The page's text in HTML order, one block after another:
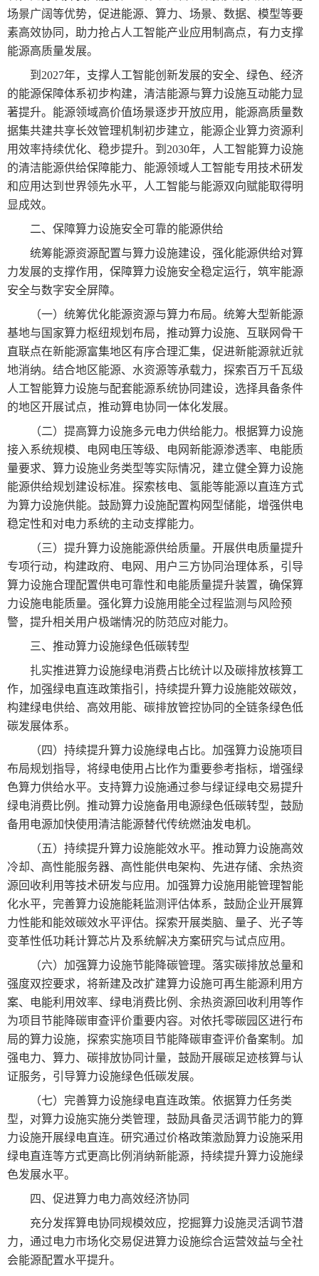
场景广阔等优势，促进能源、算力、场景、数据、模型等要
素高效协同，助力抢占人工智能产业应用制高点，有力支撑
能源高质量发展。
到2027年，支撑人工智能创新发展的安全、绿色、经济
的能源保障体系初步构建，清洁能源与算力设施互动能力显
著提升。能源领域高价值场景逐步开放应用，能源高质量数
据集共建共享长效管理机制初步建立，能源企业算力资源利
用效率持续优化、稳步提升。到2030年，人工智能算力设施
的清洁能源供给保障能力、能源领域人工智能专用技术研发
和应用达到世界领先水平，人工智能与能源双向赋能取得明
显成效。
二、保障算力设施安全可靠的能源供给
统筹能源资源配置与算力设施建设，强化能源供给对算
力发展的支撑作用，保障算力设施安全稳定运行，筑牢能源
安全与数字安全屏障。
（一）统筹优化能源资源与算力布局。统筹大型新能源
基地与国家算力枢纽规划布局，推动算力设施、互联网骨干
直联点在新能源富集地区有序合理汇集，促进新能源就近就
地消纳。结合地区能源、水资源等承载力，探索百万千瓦级
人工智能算力设施与配套能源系统协同建设，选择具备条件
的地区开展试点，推动算电协同一体化发展。
（二）提高算力设施多元电力供给能力。根据算力设施
接入系统规模、电网电压等级、电网新能源渗透率、电能质
量要求、算力设施业务类型等实际情况，建立健全算力设施
能源供给规划建设标准。探索核电、氢能等能源以直连方式
为算力设施供能。鼓励算力设施配置构网型储能，增强供电
稳定性和对电力系统的主动支撑能力。
（三）提升算力设施能源供给质量。开展供电质量提升
专项行动，构建政府、电网、用户三方协同治理体系，引导
算力设施合理配置供电可靠性和电能质量提升装置，确保算
力设施电能质量。强化算力设施用能全过程监测与风险预
警，提升相关用户极端情况的防范应对能力。
三、推动算力设施绿色低碳转型
扎实推进算力设施绿电消费占比统计以及碳排放核算工
作，加强绿电直连政策指引，持续提升算力设施能效碳效，
构建绿电供给、高效用能、碳排放管控协同的全链条绿色低
碳发展体系。
（四）持续提升算力设施绿电占比。加强算力设施项目
布局规划指导，将绿电使用占比作为重要参考指标，增强绿
色算力供给水平。支持算力设施通过参与绿证绿电交易提升
绿电消费比例。推动算力设施备用电源绿色低碳转型，鼓励
备用电源加快使用清洁能源替代传统燃油发电机。
（五）持续提升算力设施能效水平。推动算力设施高效
冷却、高性能服务器、高性能供电架构、先进存储、余热资
源回收利用等技术研发与应用。加强算力设施用能管理智能
化水平，完善算力设施能耗监测评估体系，鼓励企业开展算
力性能和能效碳效水平评估。探索开展类脑、量子、光子等
变革性低功耗计算芯片及系统解决方案研究与试点应用。
（六）加强算力设施节能降碳管理。落实碳排放总量和
强度双控要求，将新建及改扩建算力设施可再生能源利用方
案、电能利用效率、绿电消费比例、余热资源回收利用等作
为项目节能降碳审查评价重要内容。对依托零碳园区进行布
局的算力设施，探索实施项目节能降碳审查评价备案制。加
强电力、算力、碳排放协同计量，鼓励开展碳足迹核算与认
证服务，引导算力设施绿色低碳发展。
（七）完善算力设施绿电直连政策。依据算力任务类
型，对算力设施实施分类管理，鼓励具备灵活调节能力的算
力设施开展绿电直连。研究通过价格政策激励算力设施采用
绿电直连等方式更高比例消纳新能源，持续提升算力设施绿
色发展水平。
四、促进算力电力高效经济协同
充分发挥算电协同规模效应，挖掘算力设施灵活调节潜
力，通过电力市场化交易促进算力设施综合运营效益与全社
会能源配置水平提升。